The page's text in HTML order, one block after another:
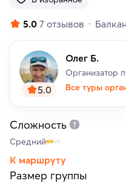
5.0 7 отзывов
5.0
Олег Б.
Организатор
Все туры
Сложность
Средний
К маршруту
Размер группы